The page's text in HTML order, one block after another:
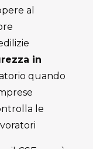
al
in
quando
le